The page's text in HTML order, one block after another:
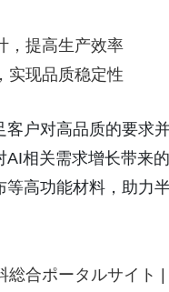
，提高生产效率
实现品质稳定性
户对高品质的要求
相关需求增长带来
高功能材料，助力
総合ポータルサイト